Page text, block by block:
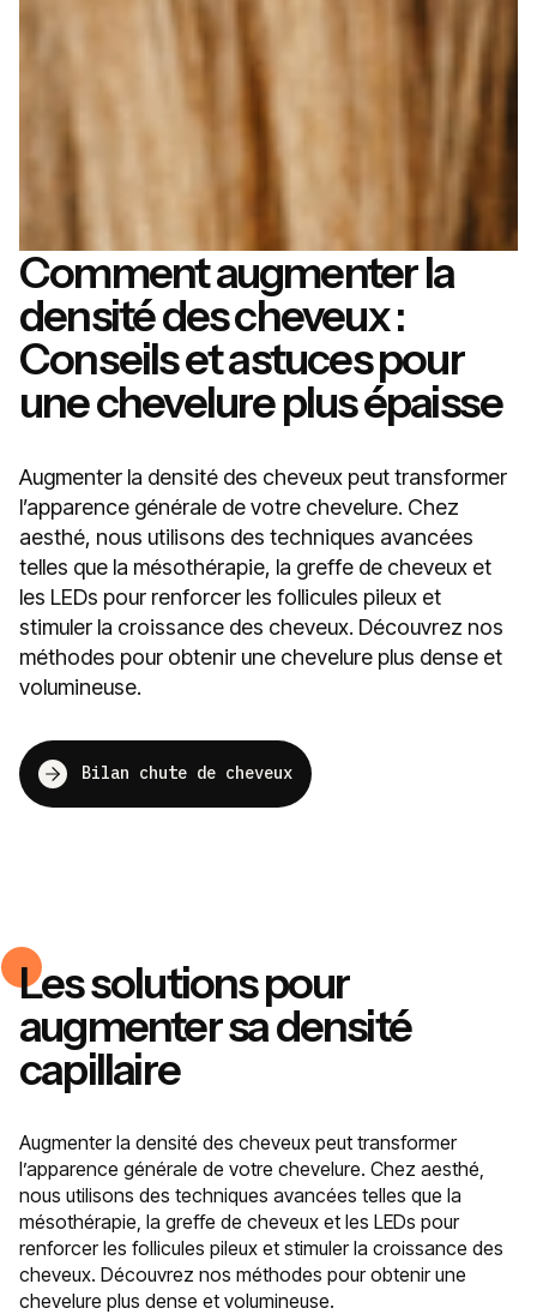
Comment augmenter la
densité des cheveux :
Conseils et astuces pour
une chevelure plus épaisse
Augmenter la densité des cheveux peut transformer
l’apparence générale de votre chevelure. Chez
aesthé, nous utilisons des techniques avancées
telles que la mésothérapie, la greffe de cheveux et
les LEDs pour renforcer les follicules pileux et
stimuler la croissance des cheveux. Découvrez nos
méthodes pour obtenir une chevelure plus dense et
volumineuse.
Bilan chute de cheveux
Les solutions pour
augmenter sa densité
capillaire
Augmenter la densité des cheveux peut transformer
l’apparence générale de votre chevelure. Chez aesthé,
nous utilisons des techniques avancées telles que la
mésothérapie, la greffe de cheveux et les LEDs pour
renforcer les follicules pileux et stimuler la croissance des
cheveux. Découvrez nos méthodes pour obtenir une
chevelure plus dense et volumineuse.